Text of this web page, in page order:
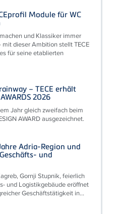
Module für WC
und Klassiker immer
dieser Ambition stellt TECE
für seine etablierten
– TECE erhält
2026
Jahr gleich zweifach beim
AWARD ausgezeichnet.
Adria-Region und
und
Gornji Stupnik, feierlich
und Logistikgebäude eröffnet
Geschäftstätigkeit in...